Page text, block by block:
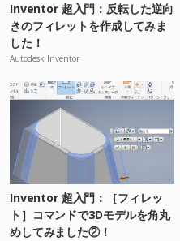
Inventor 超入門：反転した逆向
きのフィレットを作成してみま
した！
Autodesk Inventor
Inventor 超入門：［フィレッ
ト］コマンドで3Dモデルを角丸
めしてみました②！